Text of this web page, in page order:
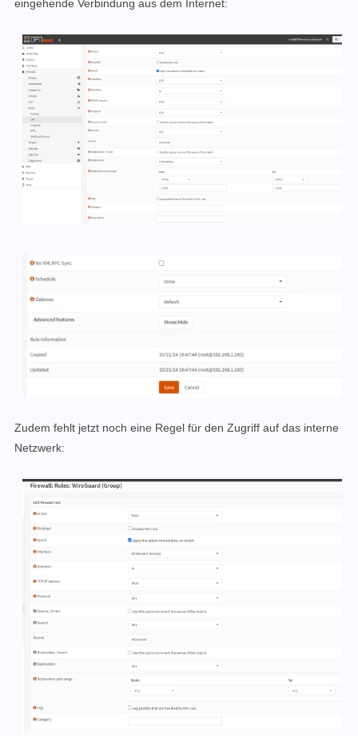
eingehende Verbindung aus dem Internet:
Zudem fehlt jetzt noch eine Regel für den Zugriff auf das interne
Netzwerk: